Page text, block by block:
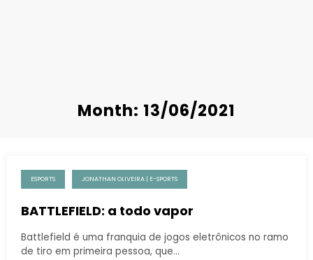
Month: 13/06/2021
ESPORTS JONATHAN OLIVEIRA | E-SPORTS
BATTLEFIELD: a todo vapor
Battlefield é uma franquia de jogos eletrônicos no ramo
de tiro em primeira pessoa, que…